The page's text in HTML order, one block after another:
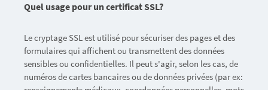
Quel usage pour un certificat SSL?
Le cryptage SSL est utilisé pour sécuriser des pages et des
formulaires qui affichent ou transmettent des données
sensibles ou confidentielles. Il peut s'agir, selon les cas, de
numéros de cartes bancaires ou de données privées (par ex: